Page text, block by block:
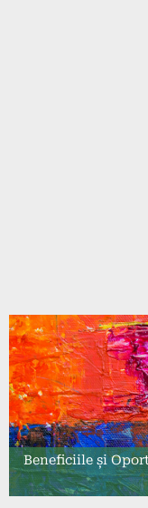
Beneficiile și